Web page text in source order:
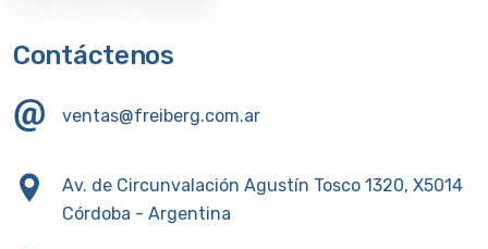
Contáctenos
ventas@freiberg.com.ar
Av. de Circunvalación Agustín Tosco 1320, X5014
Córdoba - Argentina